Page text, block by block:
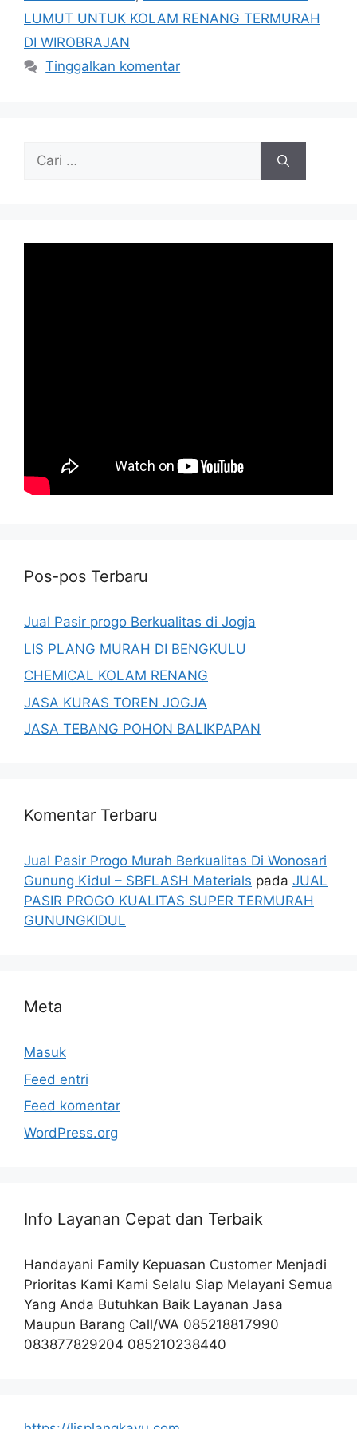
LUMUT UNTUK KOLAM RENANG TERMURAH
DI WIROBRAJAN
Tinggalkan komentar
Cari
Pos-pos Terbaru
Jual Pasir progo Berkualitas di Jogja
LIS PLANG MURAH DI BENGKULU
CHEMICAL KOLAM RENANG
JASA KURAS TOREN JOGJA
JASA TEBANG POHON BALIKPAPAN
Komentar Terbaru
Jual Pasir Progo Murah Berkualitas Di Wonosari
Gunung Kidul – SBFLASH Materials pada JUAL
PASIR PROGO KUALITAS SUPER TERMURAH
GUNUNGKIDUL
Meta
Masuk
Feed entri
Feed komentar
WordPress.org
Info Layanan Cepat dan Terbaik
Handayani Family Kepuasan Customer Menjadi
Prioritas Kami Kami Selalu Siap Melayani Semua
Yang Anda Butuhkan Baik Layanan Jasa
Maupun Barang Call/WA 085218817990
083877829204 085210238440